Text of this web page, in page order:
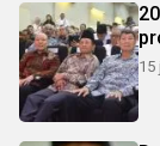
15